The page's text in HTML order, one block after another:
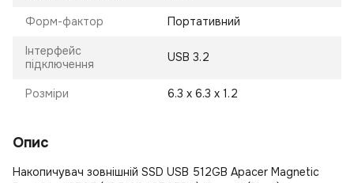
Форм-фактор Портативний
Інтерфейс
підключення
USB 3.2
Розміри 6.3 х 6.3 х 1.2
Опис
Накопичувач зовнішній SSD USB 512GB Apacer Magnetic